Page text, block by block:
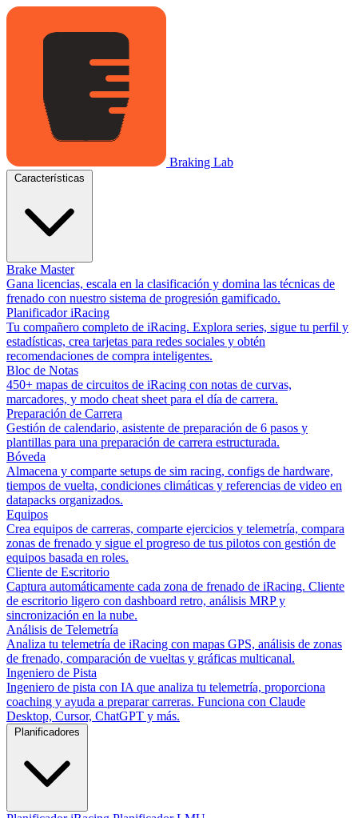
Braking Lab
Brake Master
Gana licencias, escala en la clasificación y domina las técnicas de
frenado con nuestro sistema de progresión gamificado.
Planificador iRacing
Tu compañero completo de iRacing. Explora series, sigue tu perfil y
estadísticas, crea tarjetas para redes sociales y obtén
recomendaciones de compra inteligentes.
Bloc de Notas
450+ mapas de circuitos de iRacing con notas de curvas,
marcadores, y modo cheat sheet para el día de carrera.
Preparación de Carrera
Gestión de calendario, asistente de preparación de 6 pasos y
plantillas para una preparación de carrera estructurada.
Bóveda
Almacena y comparte setups de sim racing, configs de hardware,
tiempos de vuelta, condiciones climáticas y referencias de video en
datapacks organizados.
Equipos
Crea equipos de carreras, comparte ejercicios y telemetría, compara
zonas de frenado y sigue el progreso de tus pilotos con gestión de
equipos basada en roles.
Cliente de Escritorio
Captura automáticamente cada zona de frenado de iRacing. Cliente
de escritorio ligero con dashboard retro, análisis MRP y
sincronización en la nube.
Análisis de Telemetría
Analiza tu telemetría de iRacing con mapas GPS, análisis de zonas
de frenado, comparación de vueltas y gráficas multicanal.
Ingeniero de Pista
Ingeniero de pista con IA que analiza tu telemetría, proporciona
coaching y ayuda a preparar carreras. Funciona con Claude
Desktop, Cursor, ChatGPT y más.